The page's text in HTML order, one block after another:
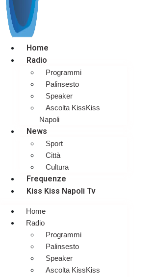
Home
Radio
Programmi
Palinsesto
Speaker
Ascolta KissKiss
Napoli
News
Sport
Città
Cultura
Frequenze
Kiss Kiss Napoli Tv
Home
Radio
Programmi
Palinsesto
Speaker
Ascolta KissKiss